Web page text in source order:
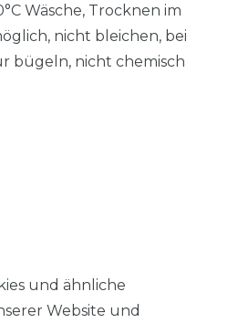
Wäsche, Trocknen im
nicht bleichen, bei
bügeln, nicht chemisch
und ähnliche
Website und